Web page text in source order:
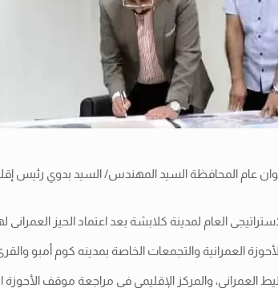
المحافظة السيد المهندس/ السيد بدوي رئيس إقليم
العام لمدينة كلابشة بعد اعتماد الحيز
والتجمعات الخاصة بمدينه كوم أمبو والقرى
الإقليمي فى مراجعة موقف الأحوزة العمرانية للتجمعات العمرانية